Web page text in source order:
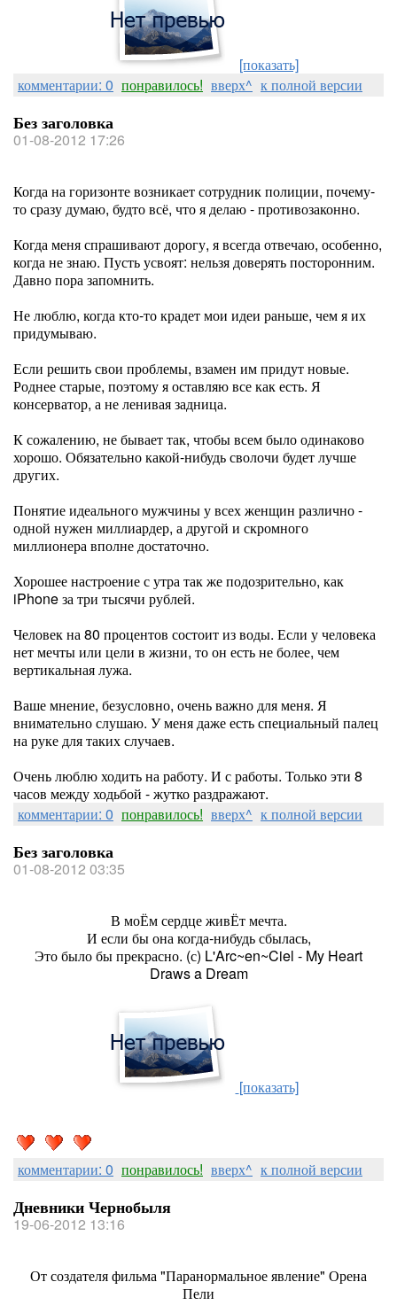
[показать]
комментарии: 0 понравилось! вверх^ к полной версии
Без заголовка
01-08-2012 17:26
Когда на горизонте возникает сотрудник полиции, почему-
то сразу думаю, будто всё, что я делаю - противозаконно.
Когда меня спрашивают дорогу, я всегда отвечаю, особенно,
когда не знаю. Пусть усвоят: нельзя доверять посторонним.
Давно пора запомнить.
Не люблю, когда кто-то крадет мои идеи раньше, чем я их
придумываю.
Если решить свои проблемы, взамен им придут новые.
Роднее старые, поэтому я оставляю все как есть. Я
консерватор, а не ленивая задница.
К сожалению, не бывает так, чтобы всем было одинаково
хорошо. Обязательно какой-нибудь сволочи будет лучше
других.
Понятие идеального мужчины у всех женщин различно -
одной нужен миллиардер, а другой и скромного
миллионера вполне достаточно.
Хорошее настроение с утра так же подозрительно, как
iPhone за три тысячи рублей.
Человек на 80 процентов состоит из воды. Если у человека
нет мечты или цели в жизни, то он есть не более, чем
вертикальная лужа.
Ваше мнение, безусловно, очень важно для меня. Я
внимательно слушаю. У меня даже есть специальный палец
на руке для таких случаев.
Очень люблю ходить на работу. И с работы. Только эти 8
часов между ходьбой - жутко раздражают.
комментарии: 0 понравилось! вверх^ к полной версии
Без заголовка
01-08-2012 03:35
В моЁм сердце живЁт мечта.
И если бы она когда-нибудь сбылась,
Это было бы прекрасно. (с) L'Arc~en~Ciel - My Heart
Draws a Dream
[показать]
комментарии: 0 понравилось! вверх^ к полной версии
Дневники Чернобыля
19-06-2012 13:16
От создателя фильма "Паранормальное явление" Орена
Пели